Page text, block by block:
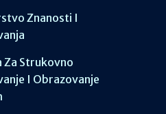
Znanosti I
Za Strukovno
I Obrazovanje